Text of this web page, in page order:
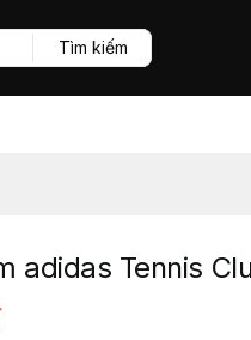
Tìm kiếm
adidas Tennis